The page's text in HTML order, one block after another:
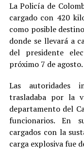
La Policía de
cargado con 420
como posible
donde se llevará a
del presidente
próximo 7 de agosto.
Las autoridades
trasladaba por la
departamento del
funcionarios. En
cargados con la
carga explosiva fue